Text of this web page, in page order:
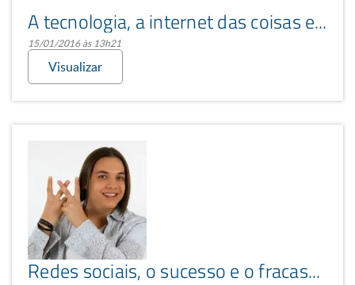
A tecnologia, a internet das coisas e o impacto em nossas vidas
15/01/2016 às 13h21
Visualizar
Redes sociais, o sucesso e o fracasso que trazem – o desconhecido fazendo fama